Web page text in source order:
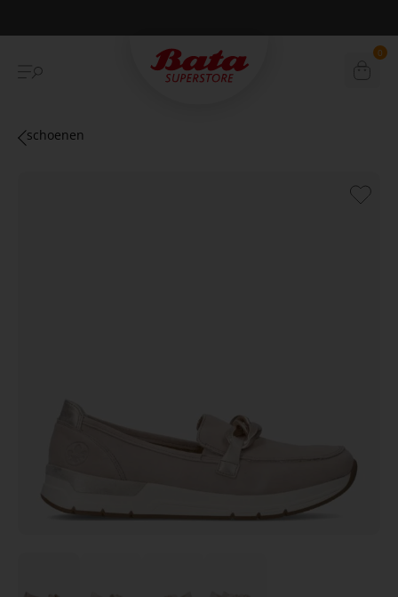
Betaal achteraf met Klarna 0
schoenen